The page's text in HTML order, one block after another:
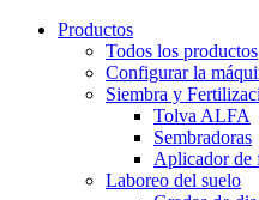
Productos
Todos los productos
Configurar la
Siembra y
Tolva ALFA
Sembradoras
Aplicador de
Laboreo del suelo